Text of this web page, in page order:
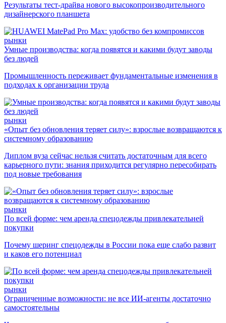
Результаты тест-драйва нового высокопроизводительного
дизайнерского планшета
рынки
Умные производства: когда появятся и какими будут заводы
без людей
Промышленность переживает фундаментальные изменения в
подходах к организации труда
рынки
«Опыт без обновления теряет силу»: взрослые возвращаются к
системному образованию
Диплом вуза сейчас нельзя считать достаточным для всего
карьерного пути: знания приходится регулярно пересобирать
под новые требования
рынки
По всей форме: чем аренда спецодежды привлекательней
покупки
Почему шеринг спецодежды в России пока еще слабо развит
и каков его потенциал
рынки
Ограниченные возможности: не все ИИ-агенты достаточно
самостоятельны